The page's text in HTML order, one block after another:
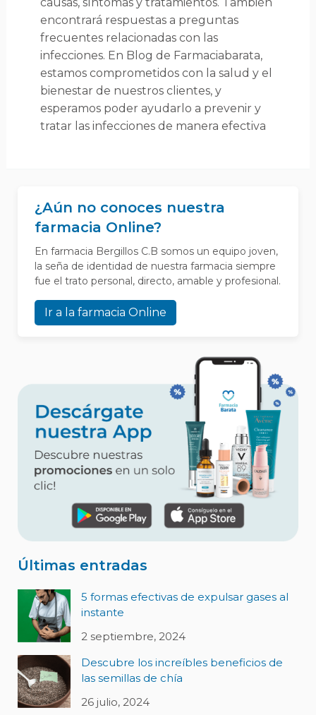
encontrará respuestas a preguntas
frecuentes relacionadas con las
infecciones. En Blog de Farmaciabarata,
estamos comprometidos con la salud y el
bienestar de nuestros clientes, y
esperamos poder ayudarlo a prevenir y
tratar las infecciones de manera efectiva
¿Aún no conoces nuestra
farmacia Online?
En farmacia Bergillos C.B somos un equipo joven,
la seña de identidad de nuestra farmacia siempre
fue el trato personal, directo, amable y profesional.
Ir a la farmacia Online
Últimas entradas
5 formas efectivas de expulsar gases al
instante
2 septiembre, 2024
Descubre los increíbles beneficios de
las semillas de chía
26 julio, 2024